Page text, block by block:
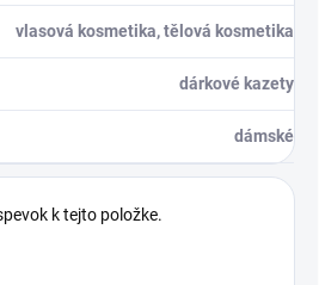
vlasová kosmetika, tělová kosmetika
dárkové kazety
dámské
k tejto položke.